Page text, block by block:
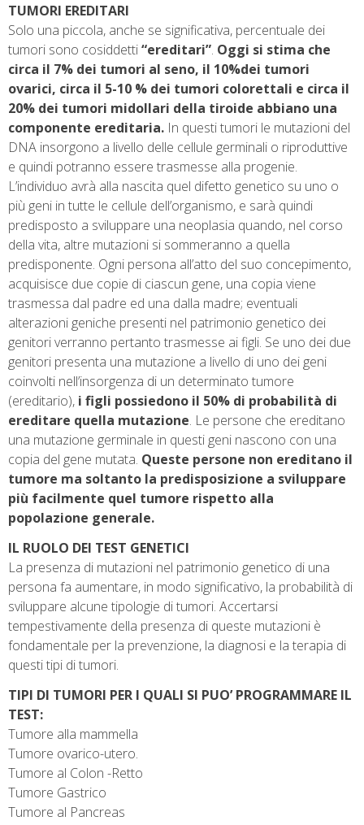
TUMORI EREDITARI
Solo una piccola, anche se significativa, percentuale dei
tumori sono cosiddetti“ereditari”. Oggi si stima che
circa il 7% dei tumori al seno, il 10%dei tumori
ovarici, circa il 5-10 % dei tumori colorettali e circa il
20% dei tumori midollari della tiroide abbiano una
componente ereditaria. In questi tumori le mutazioni del
DNA insorgono a livello delle cellule germinali o riproduttive
e quindi potranno essere trasmesse alla progenie.
L’individuo avrà alla nascita quel difetto genetico su uno o
più geni in tutte le cellule dell’organismo, e sarà quindi
predisposto a sviluppare una neoplasia quando, nel corso
della vita, altre mutazioni si sommeranno a quella
predisponente. Ogni persona all’atto del suo concepimento,
acquisisce due copie di ciascun gene, una copia viene
trasmessa dal padre ed una dalla madre; eventuali
alterazioni geniche presenti nel patrimonio genetico dei
genitori verranno pertanto trasmesse ai figli. Se uno dei due
genitori presenta una mutazione a livello di uno dei geni
coinvolti nell’insorgenza di un determinato tumore
(ereditario), i figli possiedono il 50% di probabilità di
ereditare quella mutazione. Le persone che ereditano
una mutazione germinale in questi geni nascono con una
copia del gene mutata. Queste persone non ereditano il
tumore ma soltanto la predisposizione a sviluppare
più facilmente quel tumore rispetto alla
popolazione generale.
IL RUOLO DEI TEST GENETICI
La presenza di mutazioni nel patrimonio genetico di una
persona fa aumentare, in modo significativo, la probabilità di
sviluppare alcune tipologie di tumori. Accertarsi
tempestivamente della presenza di queste mutazioni è
fondamentale per la prevenzione, la diagnosi e la terapia di
questi tipi di tumori.
TIPI DI TUMORI PER I QUALI SI PUO’ PROGRAMMARE IL
TEST:
Tumore alla mammella
Tumore ovarico-utero.
Tumore al Colon -Retto
Tumore Gastrico
Tumore al Pancreas